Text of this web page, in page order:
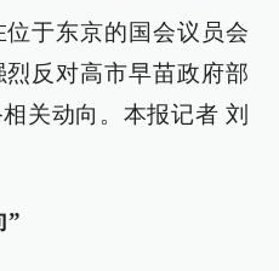
于东京的国会议员会
反对高市早苗政府部
关动向。本报记者 刘
”